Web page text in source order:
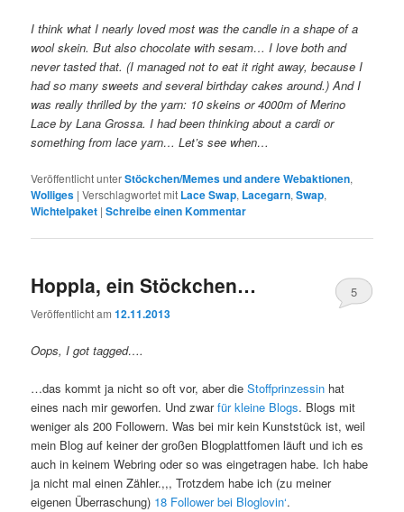
I think what I nearly loved most was the candle in a shape of a
wool skein. But also chocolate with sesam… I love both and
never tasted that. (I managed not to eat it right away, because I
had so many sweets and several birthday cakes around.) And I
was really thrilled by the yarn: 10 skeins or 4000m of Merino
Lace by Lana Grossa. I had been thinking about a cardi or
something from lace yarn… Let’s see when…
Veröffentlicht unterStöckchen/Memes und andere Webaktionen,
Wolliges |Verschlagwortet mit Lace Swap, Lacegarn,Swap,
Wichtelpaket |Schreibe einen Kommentar
Hoppla, ein Stöckchen…
Veröffentlicht am12.11.2013
5
Oops, I got tagged….
…das kommt ja nicht so oft vor, aber dieStoffprinzessin hat
eines nach mir geworfen. Und zwarfür kleine Blogs. Blogs mit
weniger als 200 Followern. Was bei mir kein Kunststück ist, weil
mein Blog auf keiner der großen Blogplattfomen läuft und ich es
auch in keinem Webring oder so was eingetragen habe. Ich habe
ja nicht mal einen Zähler.,,, Trotzdem habe ich (zu meiner
eigenen Überraschung) 18 Follower bei Bloglovin‘.